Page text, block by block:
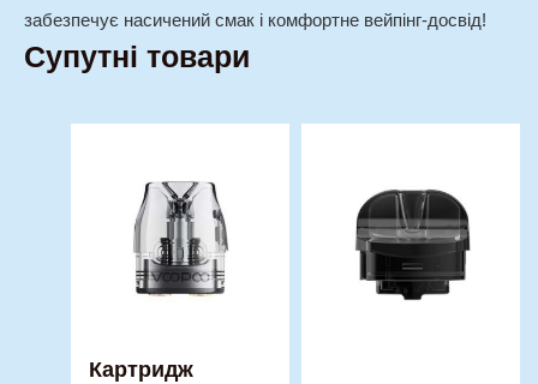
забезпечує насичений смак і комфортне вейпінг-досвід!
Супутні товари
Картридж